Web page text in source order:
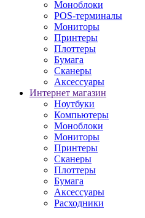
Моноблоки
POS-терминалы
Мониторы
Принтеры
Плоттеры
Бумага
Сканеры
Аксессуары
Интернет магазин
Ноутбуки
Компьютеры
Моноблоки
Мониторы
Принтеры
Сканеры
Плоттеры
Бумага
Аксессуары
Расходники